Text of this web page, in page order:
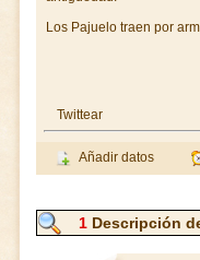
Los Pajuelo traen por
Twittear
Añadir datos
1 Descripción